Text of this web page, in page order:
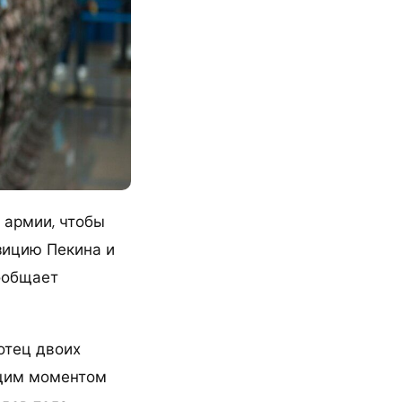
чтобы
Пекина и
двоих
моментом